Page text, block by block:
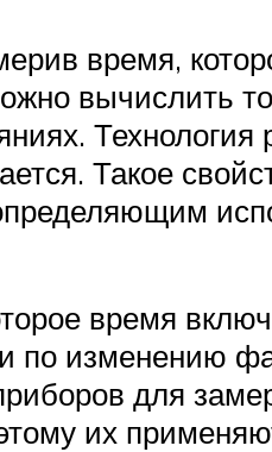
время,
вычислить
Технология
Такое
время
и по изменению
для
их